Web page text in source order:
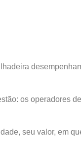
os operadores
seu valor, em